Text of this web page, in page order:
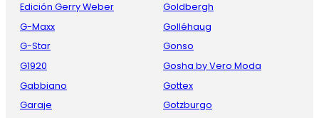
Edición Gerry Weber
G-Maxx
G-Star
G1920
Gabbiano
Garaje
Goldbergh
Golléhaug
Gonso
Gosha by Vero Moda
Gottex
Gotzburgo